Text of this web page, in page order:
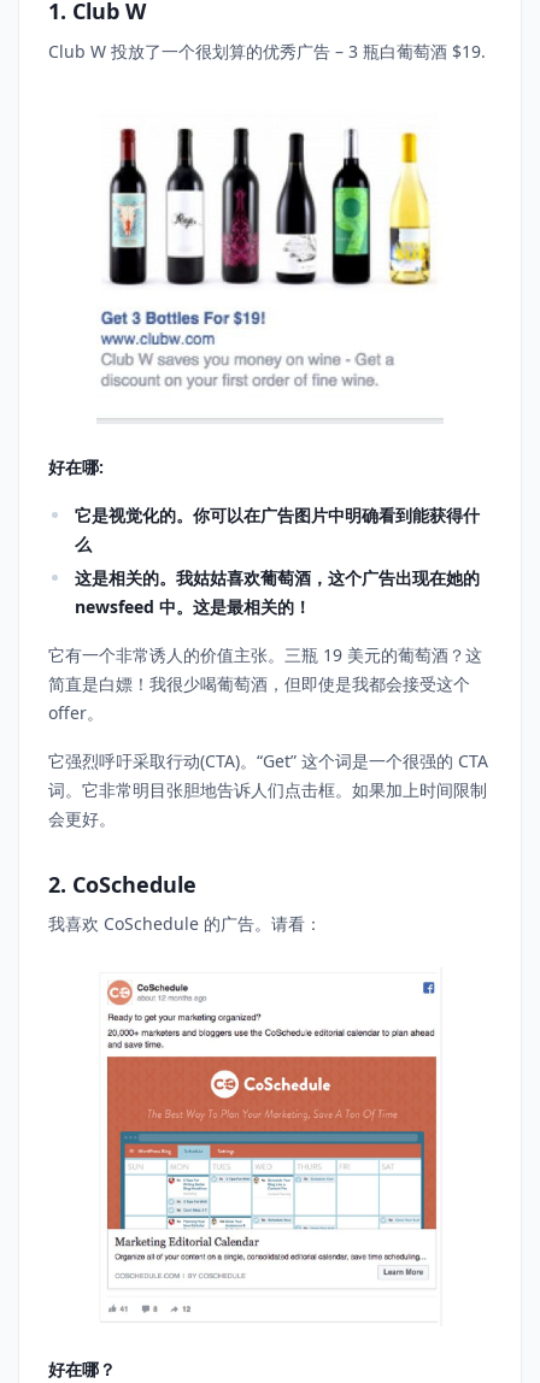
1. Club W
Club W 投放了一个很划算的优秀广告 – 3 瓶白葡萄酒 $19.
好在哪:
它是视觉化的。你可以在广告图片中明确看到能获得什
么
这是相关的。我姑姑喜欢葡萄酒，这个广告出现在她的
newsfeed 中。这是最相关的！
它有一个非常诱人的价值主张。三瓶 19 美元的葡萄酒？这
简直是白嫖！我很少喝葡萄酒，但即使是我都会接受这个
offer。
它强烈呼吁采取行动(CTA)。“Get” 这个词是一个很强的 CTA
词。它非常明目张胆地告诉人们点击框。如果加上时间限制
会更好。
2. CoSchedule
我喜欢 CoSchedule 的广告。请看：
好在哪？